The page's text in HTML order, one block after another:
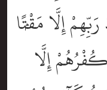
إِلَّا مَقْتًۭا
إِلَّا